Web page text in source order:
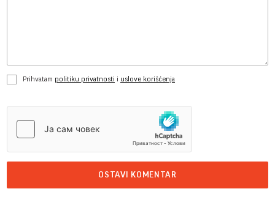
Prihvatam politiku privatnosti i uslove korišćenja
OSTAVI KOMENTAR